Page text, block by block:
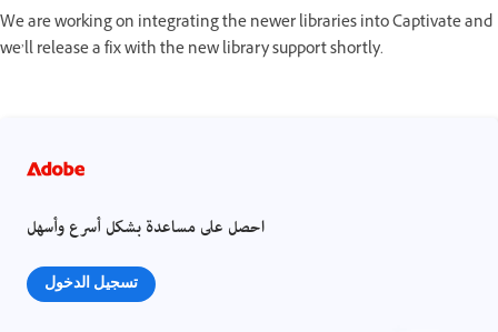
We are working on integrating the newer libraries into Captivate and
we’ll release a fix with the new library support shortly.
احصل على مساعدة بشكل أسرع وأسهل
تسجيل الدخول